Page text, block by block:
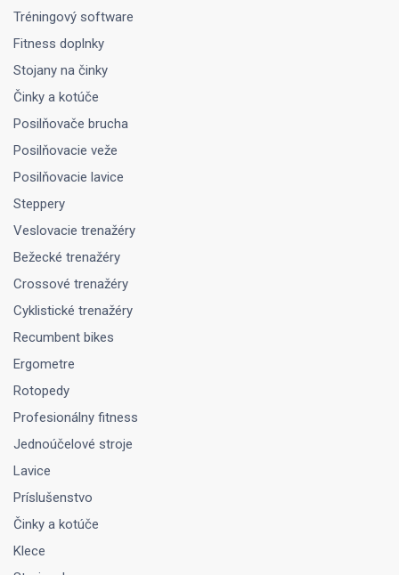
Tréningový software
Fitness doplnky
Stojany na činky
Činky a kotúče
Posilňovače brucha
Posilňovacie veže
Posilňovacie lavice
Steppery
Veslovacie trenažéry
Bežecké trenažéry
Crossové trenažéry
Cyklistické trenažéry
Recumbent bikes
Ergometre
Rotopedy
Profesionálny fitness
Jednoúčelové stroje
Lavice
Príslušenstvo
Činky a kotúče
Klece